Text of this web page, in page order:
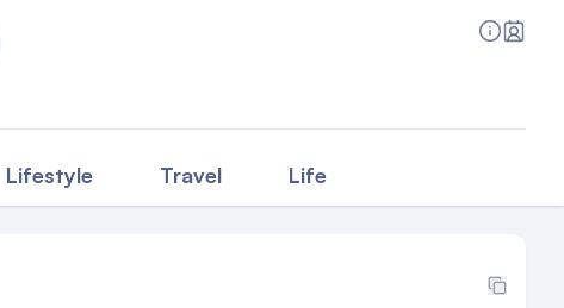
Lifestyle Travel Life